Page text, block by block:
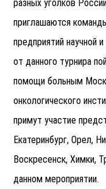
разных уголков
приглашаются
предприятий научной
от данного турнира
помощи больным
онкологического
примут участие
Екатеринбург, Орел,
Воскресенск, Химки,
данном мероприятии.